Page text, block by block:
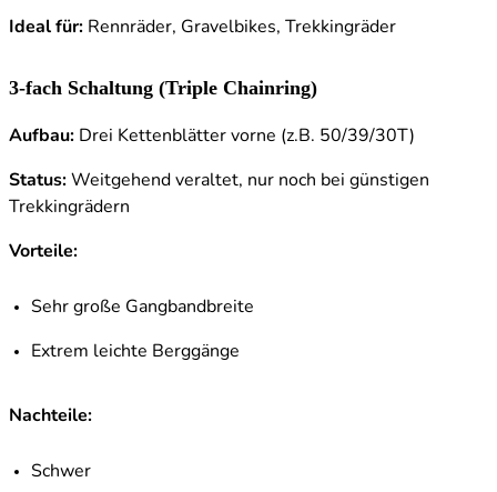
Ideal für: Rennräder, Gravelbikes, Trekkingräder
3-fach Schaltung (Triple Chainring)
Aufbau: Drei Kettenblätter vorne (z.B. 50/39/30T)
Status: Weitgehend veraltet, nur noch bei günstigen
Trekkingrädern
Vorteile:
Sehr große Gangbandbreite
Extrem leichte Berggänge
Nachteile:
Schwer